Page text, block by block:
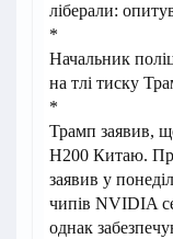
ліберали:
*
Начальник
на тлі тиску
*
Трамп заявив,
H200 Китаю.
заявив у
чипів NVIDIA
однак